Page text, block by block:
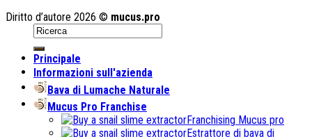
Diritto d’autore 2026 © mucus.pro
Principale
Informazioni sull'azienda
Bava di Lumache Naturale
Mucus Pro Franchise
Franchising Mucus pro
Estrattore di bava di